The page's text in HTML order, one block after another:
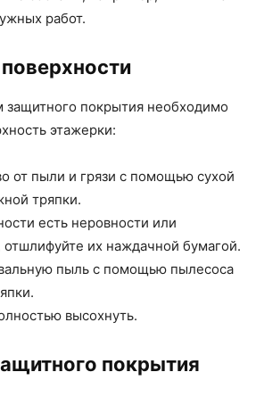
работ.
покрытия необходимо
этажерки:
от пыли и грязи с помощью сухой
тряпки.
есть неровности или
отшлифуйте их наждачной бумагой.
пыль с помощью пылесоса
высохнуть.
покрытия